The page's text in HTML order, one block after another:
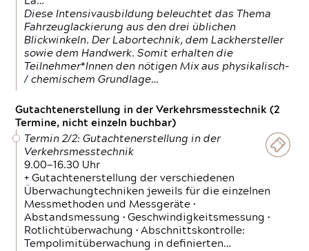
Diese Intensivausbildung beleuchtet das Thema
Fahrzeuglackierung aus den drei üblichen
Blickwinkeln. Der Labortechnik, dem Lackhersteller
sowie dem Handwerk. Somit erhalten die
Teilnehmer*Innen den nötigen Mix aus physikalisch-
/ chemischem Grundlage…
Gutachtenerstellung in der Verkehrsmesstechnik (2
Termine, nicht einzeln buchbar)
Termin 2/2: Gutachtenerstellung in der
Verkehrsmesstechnik
9.00—16.30 Uhr
+ Gutachtenerstellung der verschiedenen
Überwachungtechniken jeweils für die einzelnen
Messmethoden und Messgeräte •
Abstandsmessung • Geschwindigkeitsmessung •
Rotlichtüberwachung • Abschnittskontrolle:
Tempolimitüberwachung in definierten…